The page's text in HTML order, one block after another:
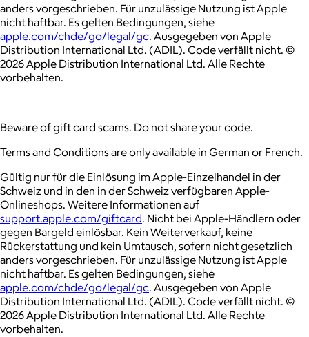
anders vorgeschrieben. Für unzulässige Nutzung ist Apple
nicht haftbar. Es gelten Bedingungen, siehe
apple.com/chde/go/legal/gc. Ausgegeben von Apple
Distribution International Ltd. (ADIL). Code verfällt nicht. ©
2026 Apple Distribution International Ltd. Alle Rechte
vorbehalten.
Beware of gift card scams. Do not share your code.
Terms and Conditions are only available in German or French.
Gültig nur für die Einlösung im Apple-Einzelhandel in der
Schweiz und in den in der Schweiz verfügbaren Apple-
Onlineshops. Weitere Informationen auf
support.apple.com/giftcard. Nicht bei Apple-Händlern oder
gegen Bargeld einlösbar. Kein Weiterverkauf, keine
Rückerstattung und kein Umtausch, sofern nicht gesetzlich
anders vorgeschrieben. Für unzulässige Nutzung ist Apple
nicht haftbar. Es gelten Bedingungen, siehe
apple.com/chde/go/legal/gc. Ausgegeben von Apple
Distribution International Ltd. (ADIL). Code verfällt nicht. ©
2026 Apple Distribution International Ltd. Alle Rechte
vorbehalten.